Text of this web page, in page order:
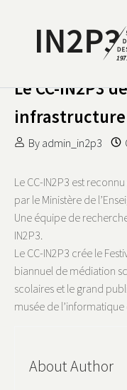
IN2P3 50 ANS
Le CC-IN2P3
By admin_in2p3
Le CC-IN2P3 est
par le Ministère de
Une équipe de
IN2P3.
Le CC-IN2P3 crée le
biannuel de médiation
scolaires et le grand
musée de
About Author